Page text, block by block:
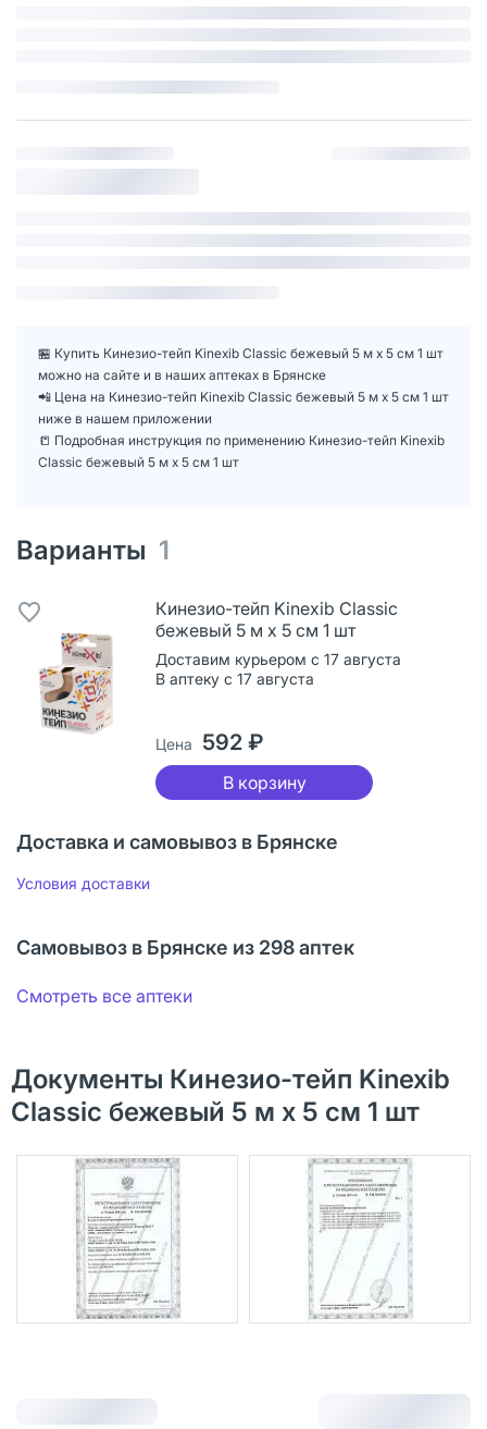
🏪 Купить Кинезио-тейп Kinexib Classic бежевый 5 м х 5 см 1 шт
можно на сайте и в наших аптеках в Брянске
📲 Цена на Кинезио-тейп Kinexib Classic бежевый 5 м х 5 см 1 шт
ниже в нашем приложении
📒 Подробная инструкция по применению Кинезио-тейп Kinexib
Classic бежевый 5 м х 5 см 1 шт
Варианты 1
Кинезио-тейп Kinexib Classic
бежевый 5 м х 5 см 1 шт
Доставим курьером с 17 августа
В аптеку с 17 августа
Цена 592 ₽
В корзину
Доставка и самовывоз в Брянске
Условия доставки
Самовывоз в Брянске из 298 аптек
Смотреть все аптеки
Документы Кинезио-тейп Kinexib
Classic бежевый 5 м х 5 см 1 шт